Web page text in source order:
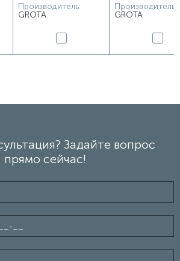
Производитель:
GROTA
Производитель:
GROTA
Задайте вопрос
прямо сейчас!